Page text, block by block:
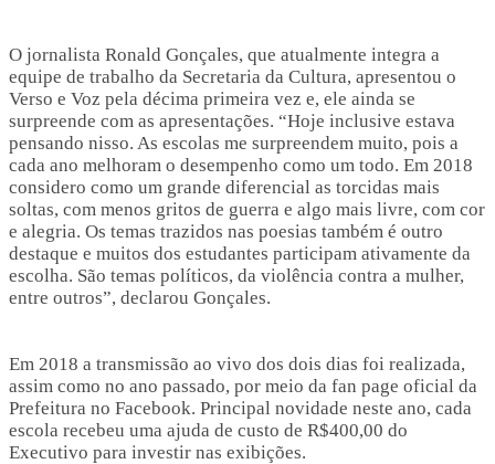
O jornalista Ronald Gonçales, que atualmente integra a
equipe de trabalho da Secretaria da Cultura, apresentou o
Verso e Voz pela décima primeira vez e, ele ainda se
surpreende com as apresentações. “Hoje inclusive estava
pensando nisso. As escolas me surpreendem muito, pois a
cada ano melhoram o desempenho como um todo. Em 2018
considero como um grande diferencial as torcidas mais
soltas, com menos gritos de guerra e algo mais livre, com cor
e alegria. Os temas trazidos nas poesias também é outro
destaque e muitos dos estudantes participam ativamente da
escolha. São temas políticos, da violência contra a mulher,
entre outros”, declarou Gonçales.
Em 2018 a transmissão ao vivo dos dois dias foi realizada,
assim como no ano passado, por meio da fan page oficial da
Prefeitura no Facebook. Principal novidade neste ano, cada
escola recebeu uma ajuda de custo de R$400,00 do
Executivo para investir nas exibições.